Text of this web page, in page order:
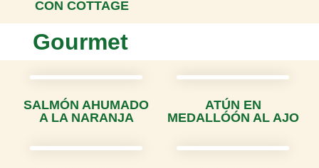
CON COTTAGE
Gourmet
SALMÓN AHUMADO
A LA NARANJA
ATÚN EN
MEDALLÓÓN AL AJO